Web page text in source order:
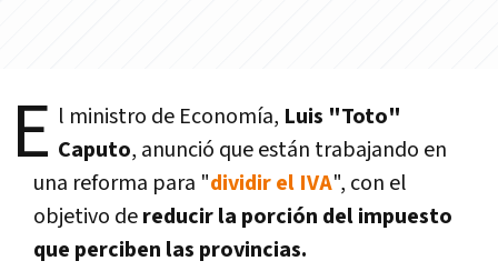
E l ministro de Economía, Luis "Toto"
Caputo, anunció que están trabajando en
una reforma para "dividir el IVA", con el
objetivo dereducir la porción del impuesto
que perciben las provincias.